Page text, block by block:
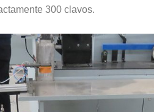
300 clavos.